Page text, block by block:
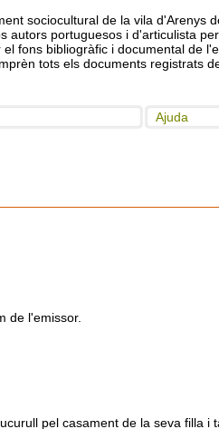
sociocultural de la vila d'Arenys
autors portuguesos i d'articulista
fons bibliogràfic i documental de
tots els documents registrats
Ajuda
de l'emissor.
pel casament de la seva filla i